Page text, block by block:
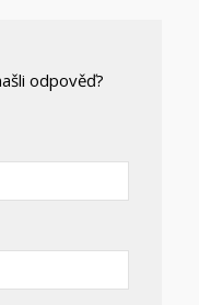
odpověď?